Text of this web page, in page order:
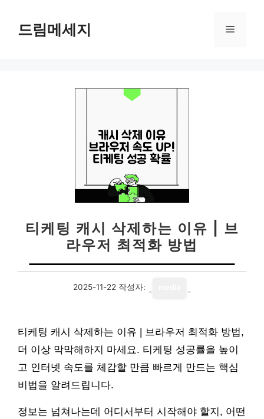
드림메세지 메
티케팅 캐시 삭제하는 이유 | 브
라우저 최적화 방법
2025-11-22 작성자:
티케팅 캐시 삭제하는 이유 | 브라우저 최적화 방법,
더 이상 막막해하지 마세요. 티케팅 성공률을 높이
고 인터넷 속도를 체감할 만큼 빠르게 만드는 핵심
비법을 알려드립니다.
정보는 넘쳐나는데 어디서부터 시작해야 할지, 어떤